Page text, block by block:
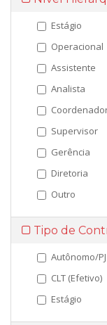
Estágio
Operacional
Assistente
Analista
Supervisor
Gerência
Diretoria
Outro
Tipo de
Autônomo/PJ
CLT (Efetivo)
Estágio